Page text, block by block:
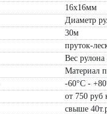
Заборная решетка пластиковая
коричневая 1,5х10м (размер яч.
1,5х10м коричневый:3450руб
В корзину
16х16мм
Диаметр
30м
пруток-
Вес рулона
Материал
-60°С -
от 750 руб
свыше